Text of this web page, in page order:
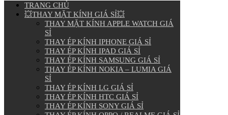
TRANG CHỦ
💥THAY MẶT KÍNH GIÁ SỈ💥
THAY MẶT KÍNH APPLE WATCH GIÁ
SỈ
THAY ÉP KÍNH IPHONE GIÁ SỈ
THAY ÉP KÍNH IPAD GIÁ SỈ
THAY ÉP KÍNH SAMSUNG GIÁ SỈ
THAY ÉP KÍNH NOKIA – LUMIA GIÁ
SỈ
THAY ÉP KÍNH LG GIÁ SỈ
THAY ÉP KÍNH HTC GIÁ SỈ
THAY ÉP KÍNH SONY GIÁ SỈ